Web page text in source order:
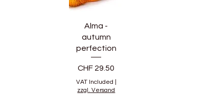
Alma -
autumn
perfection
Price
CHF 29.50
VAT Included
zzgl. Versand